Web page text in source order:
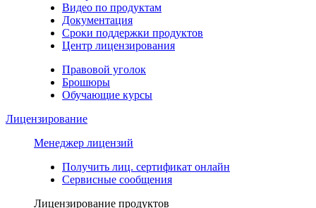
Видео по продуктам
Документация
Сроки поддержки продуктов
Центр лицензирования
Правовой уголок
Брошюры
Обучающие курсы
Лицензирование
Менеджер лицензий
Получить лиц. сертификат онлайн
Сервисные сообщения
Лицензирование продуктов